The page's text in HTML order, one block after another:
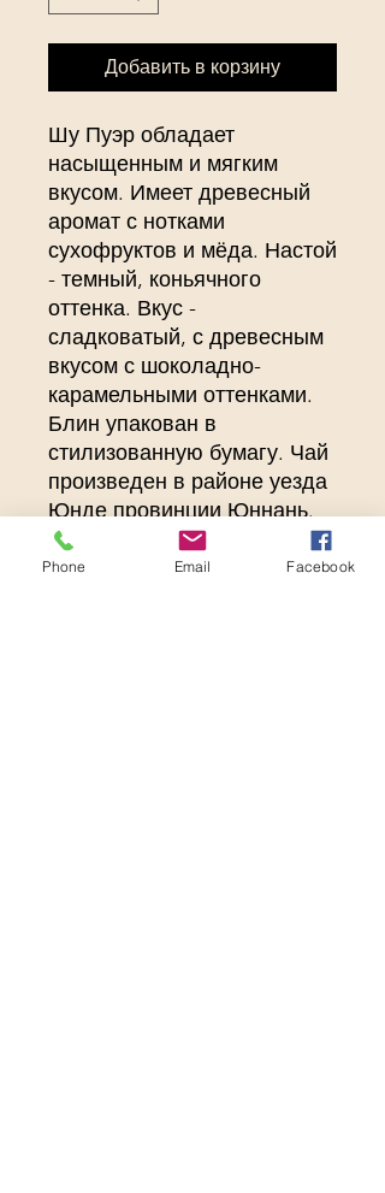
Добавить в корзину
Шу Пуэр обладает
насыщенным и мягким
вкусом. Имеет древесный
аромат с нотками
сухофруктов и мёда. Настой
- темный, коньячного
оттенка. Вкус -
сладковатый, с древесным
вкусом с шоколадно-
карамельными оттенками.
Блин упакован в
стилизованную бумагу. Чай
произведен в районе уезда
Юнде провинции Юннань.
Пуэр улучшает
пищеварение, его полезно
Phone Email Facebook